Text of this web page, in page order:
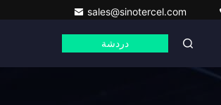
sales@sinotercel.com
دردشة